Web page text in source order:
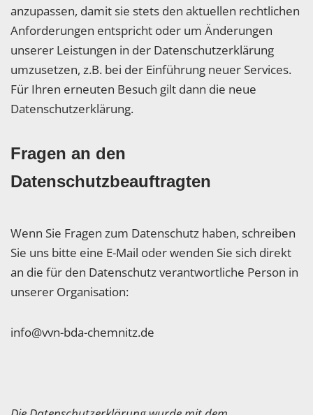
anzupassen, damit sie stets den aktuellen rechtlichen
Anforderungen entspricht oder um Änderungen
unserer Leistungen in der Datenschutzerklärung
umzusetzen, z.B. bei der Einführung neuer Services.
Für Ihren erneuten Besuch gilt dann die neue
Datenschutzerklärung.
Fragen an den
Datenschutzbeauftragten
Wenn Sie Fragen zum Datenschutz haben, schreiben
Sie uns bitte eine E-Mail oder wenden Sie sich direkt
an die für den Datenschutz verantwortliche Person in
unserer Organisation:
info@vvn-bda-chemnitz.de